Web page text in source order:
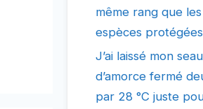
même rang que les
espèces protégées
J’ai laissé mon seau
d’amorce fermé
par 28 °C juste